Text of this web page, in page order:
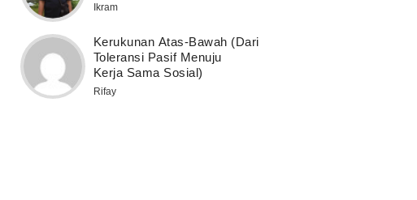
Ikram
Kerukunan Atas-Bawah (Dari
Toleransi Pasif Menuju
Kerja Sama Sosial)
Rifay